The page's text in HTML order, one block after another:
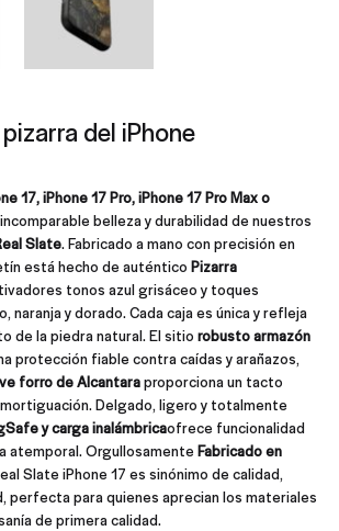
del iPhone
17, iPhone 17 Pro, iPhone 17 Pro Max o
belleza y durabilidad de nuestros
Slate. Fabricado a mano con precisión en
está hecho de auténtico Pizarra
tonos azul grisáceo y toques
naranja y dorado. Cada caja es única y refleja
de la piedra natural. El sitio robusto armazón
protección fiable contra caídas y arañazos,
forro de Alcantaraproporciona un tacto
Delgado, ligero y totalmente
y carga inalámbricaofrece funcionalidad
atemporal. Orgullosamente Fabricado en
Slate iPhone 17 es sinónimo de calidad,
perfecta para quienes aprecian los materiales
de primera calidad.